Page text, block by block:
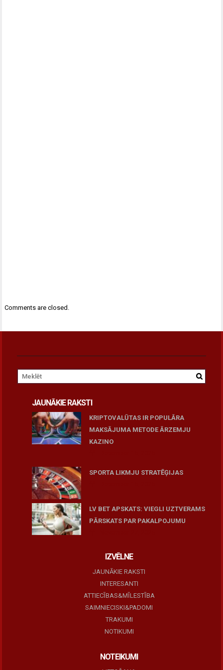
Comments are closed.
JAUNĀKIE RAKSTI
KRIPTOVALŪTAS IR POPULĀRA
MAKSĀJUMA METODE ĀRZEMJU
KAZINO
SPORTA LIKMJU STRATĒĢIJAS
LV BET APSKATS: VIEGLI UZTVERAMS
PĀRSKATS PAR PAKALPOJUMU
IZVĒLNE
JAUNĀKIE RAKSTI
INTERESANTI
ATTIECĪBAS&MĪLESTĪBA
SAIMNIECISKI&PADOMI
TRAKUMI
NOTIKUMI
NOTEIKUMI